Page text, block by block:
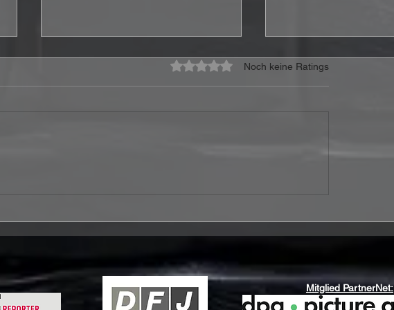
Mit 0 von 5 Sternen bewertet.
Noch keine Ratings
Mitglied PartnerNet: